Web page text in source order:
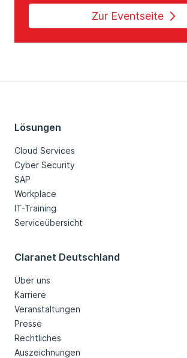
Zur Eventseite
Lösungen
Cloud Services
Cyber Security
SAP
Workplace
IT-Training
Serviceübersicht
Claranet Deutschland
Über uns
Karriere
Veranstaltungen
Presse
Rechtliches
Auszeichnungen